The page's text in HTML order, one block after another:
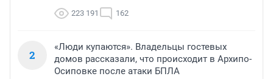
223 191 162
2
«Люди купаются». Владельцы гостевых
домов рассказали, что происходит в Архипо-
Осиповке после атаки БПЛА